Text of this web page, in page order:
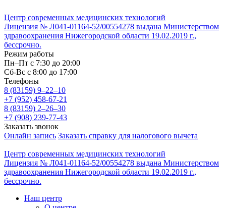
Центр современных медицинских технологий
Лицензия № Л041-01164-52/00554278 выдана Министерством
здравоохранения Нижегородской области 19.02.2019 г.,
бессрочно.
Режим работы
Пн–Пт с 7:30 до 20:00
Cб-Вс с 8:00 до 17:00
Телефоны
8 (83159) 9–22–10
+7 (952) 458-67-21
8 (83159) 2–26–30
+7 (908) 239-77-43
Заказать звонок
Онлайн запись Заказать справку для налогового вычета
Центр современных медицинских технологий
Лицензия № Л041-01164-52/00554278 выдана Министерством
здравоохранения Нижегородской области 19.02.2019 г.,
бессрочно.
Наш центр